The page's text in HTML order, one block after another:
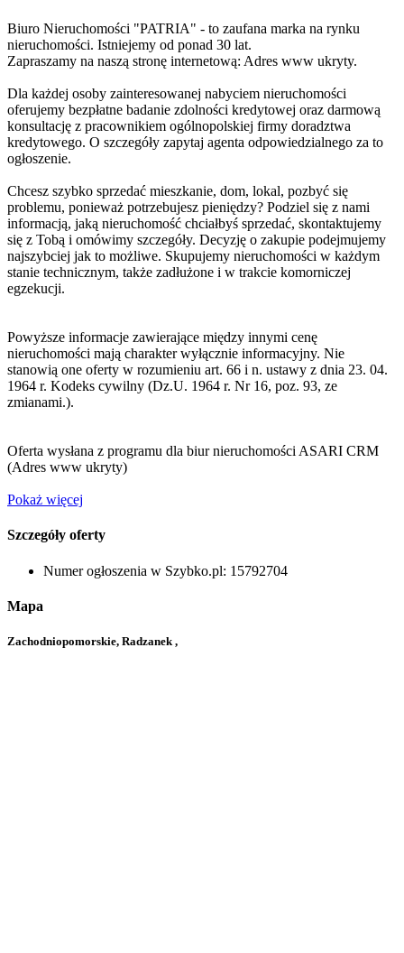
Biuro Nieruchomości "PATRIA" - to zaufana marka na rynku
nieruchomości. Istniejemy od ponad 30 lat.
Zapraszamy na naszą stronę internetową: Adres www ukryty.
Dla każdej osoby zainteresowanej nabyciem nieruchomości
oferujemy bezpłatne badanie zdolności kredytowej oraz darmową
konsultację z pracownikiem ogólnopolskiej firmy doradztwa
kredytowego. O szczegóły zapytaj agenta odpowiedzialnego za to
ogłoszenie.
Chcesz szybko sprzedać mieszkanie, dom, lokal, pozbyć się
problemu, ponieważ potrzebujesz pieniędzy? Podziel się z nami
informacją, jaką nieruchomość chciałbyś sprzedać, skontaktujemy
się z Tobą i omówimy szczegóły. Decyzję o zakupie podejmujemy
najszybciej jak to możliwe. Skupujemy nieruchomości w każdym
stanie technicznym, także zadłużone i w trakcie komorniczej
egzekucji.
Powyższe informacje zawierające między innymi cenę
nieruchomości mają charakter wyłącznie informacyjny. Nie
stanowią one oferty w rozumieniu art. 66 i n. ustawy z dnia 23. 04.
1964 r. Kodeks cywilny (Dz.U. 1964 r. Nr 16, poz. 93, ze
zmianami.).
Oferta wysłana z programu dla biur nieruchomości ASARI CRM
(Adres www ukryty)
Pokaż więcej
Szczegóły oferty
Numer ogłoszenia w Szybko.pl: 15792704
Mapa
Zachodniopomorskie, Radzanek ,